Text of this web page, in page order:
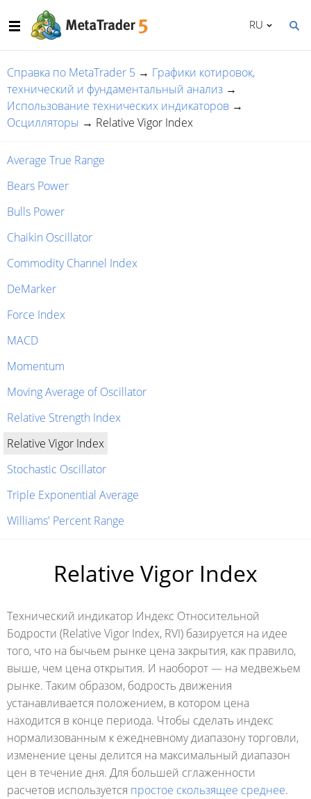
RU
Справка по MetaTrader 5 → Графики котировок,
технический и фундаментальный анализ →
Использование технических индикаторов →
Осцилляторы → Relative Vigor Index
Average True Range
Bears Power
Bulls Power
Chaikin Oscillator
Commodity Channel Index
DeMarker
Force Index
MACD
Momentum
Moving Average of Oscillator
Relative Strength Index
Relative Vigor Index
Stochastic Oscillator
Triple Exponential Average
Williams' Percent Range
Relative Vigor Index
Технический индикатор Индекс Относительной
Бодрости (Relative Vigor Index, RVI) базируется на идее
того, что на бычьем рынке цена закрытия, как правило,
выше, чем цена открытия. И наоборот — на медвежьем
рынке. Таким образом, бодрость движения
устанавливается положением, в котором цена
находится в конце периода. Чтобы сделать индекс
нормализованным к ежедневному диапазону торговли,
изменение цены делится на максимальный диапазон
цен в течение дня. Для большей сглаженности
расчетов используется простое скользящее среднее.